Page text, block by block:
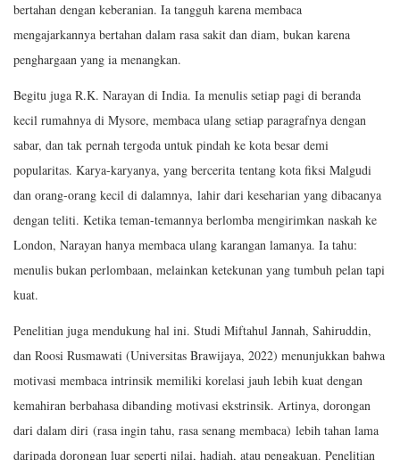
bertahan dengan keberanian. Ia tangguh karena membaca
mengajarkannya bertahan dalam rasa sakit dan diam, bukan karena
penghargaan yang ia menangkan.
Begitu juga R.K. Narayan di India. Ia menulis setiap pagi di beranda
kecil rumahnya di Mysore, membaca ulang setiap paragrafnya dengan
sabar, dan tak pernah tergoda untuk pindah ke kota besar demi
popularitas. Karya-karyanya, yang bercerita tentang kota fiksi Malgudi
dan orang-orang kecil di dalamnya, lahir dari keseharian yang dibacanya
dengan teliti. Ketika teman-temannya berlomba mengirimkan naskah ke
London, Narayan hanya membaca ulang karangan lamanya. Ia tahu:
menulis bukan perlombaan, melainkan ketekunan yang tumbuh pelan tapi
kuat.
Penelitian juga mendukung hal ini. Studi Miftahul Jannah, Sahiruddin,
dan Roosi Rusmawati (Universitas Brawijaya, 2022) menunjukkan bahwa
motivasi membaca intrinsik memiliki korelasi jauh lebih kuat dengan
kemahiran berbahasa dibanding motivasi ekstrinsik. Artinya, dorongan
dari dalam diri (rasa ingin tahu, rasa senang membaca) lebih tahan lama
daripada dorongan luar seperti nilai, hadiah, atau pengakuan. Penelitian